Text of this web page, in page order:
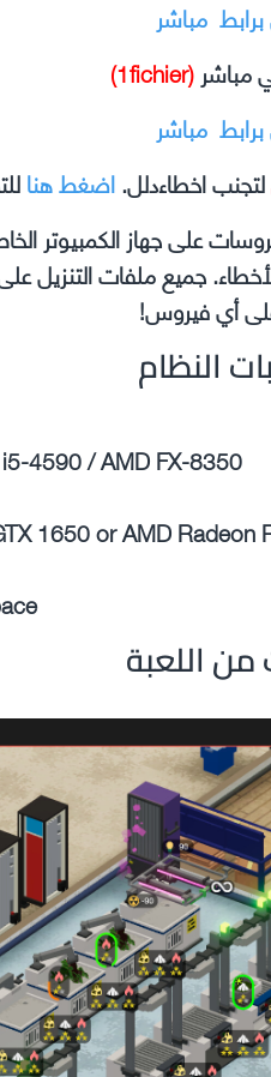
مباشر
مباشر(1fichier)
مباشر
لتجنب اخطاءدلل.اضغط هنا
على جهاز
أي فيروس!
النظام
4590 / AMD FX-8350
1650 or AMD Radeon
اللعبة